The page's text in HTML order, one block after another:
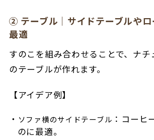
② テーブル｜サイドテーブルやロ
最適
すのこを組み合わせることで、ナ
のテーブルが作れます。
【アイデア例】
ソファ横のサイドテーブル ：コーヒ
のに最適。